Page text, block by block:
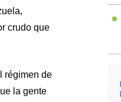
crudo que
régimen de
la gente